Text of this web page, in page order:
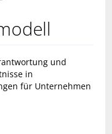
und
in
für Unternehmen